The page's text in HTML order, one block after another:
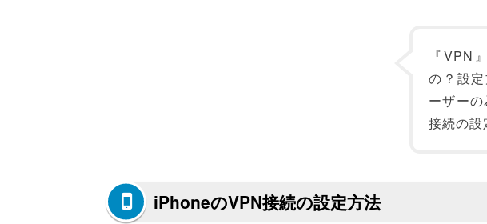
『VPN
の？設
ーザー
接続の設
iPhoneのVPN接続の設定方法